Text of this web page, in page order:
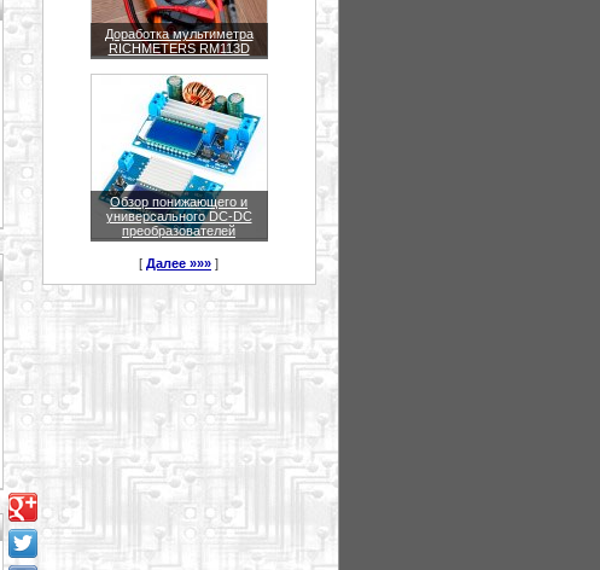
Доработка мультиметра
RICHMETERS RM113D
Обзор понижающего и
универсального DC-DC
преобразователей
[ Далее »»» ]